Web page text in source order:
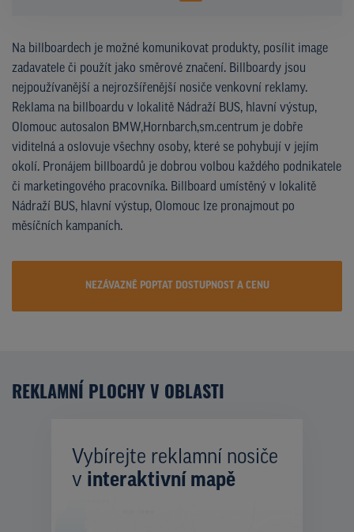
Na billboardech je možné komunikovat produkty, posílit image
zadavatele či použít jako směrové značení. Billboardy jsou
nejpoužívanější a nejrozšířenější nosiče venkovní reklamy.
Reklama na billboardu v lokalitě Nádraží BUS, hlavní výstup,
Olomouc autosalon BMW,Hornbarch,sm.centrum je dobře
viditelná a oslovuje všechny osoby, které se pohybují v jejím
okolí. Pronájem billboardů je dobrou volbou každého podnikatele
či marketingového pracovníka. Billboard umístěný v lokalitě
Nádraží BUS, hlavní výstup, Olomouc lze pronajmout po
měsíčních kampaních.
NEZÁVAZNĚ POPTAT DOSTUPNOST A CENU
REKLAMNÍ PLOCHY V OBLASTI
Vybírejte reklamní nosiče
v interaktivní mapě